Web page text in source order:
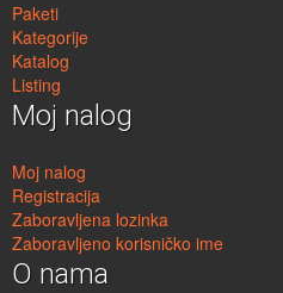
Paketi
Kategorije
Katalog
Listing
Moj nalog
Moj nalog
Registracija
Zaboravljena lozinka
Zaboravljeno korisničko ime
O nama